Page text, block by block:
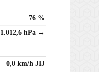
76 %
1.012,6 hPa →
0,0 km/h JIJ